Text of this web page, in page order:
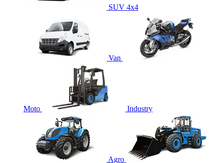
SUV 4x4
Van
Moto Industry
Agro